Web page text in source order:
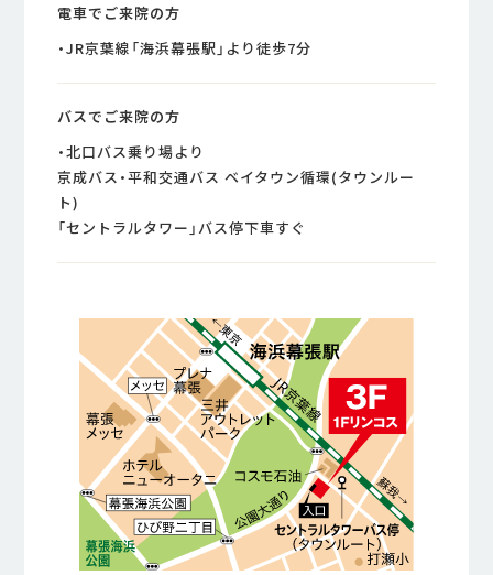
電車でご来院の方
・JR京葉線「海浜幕張駅」より徒歩7分
バスでご来院の方
・北口バス乗り場より
京成バス・平和交通バス ベイタウン循環(タウンルー
ト)
「セントラルタワー」バス停下車すぐ